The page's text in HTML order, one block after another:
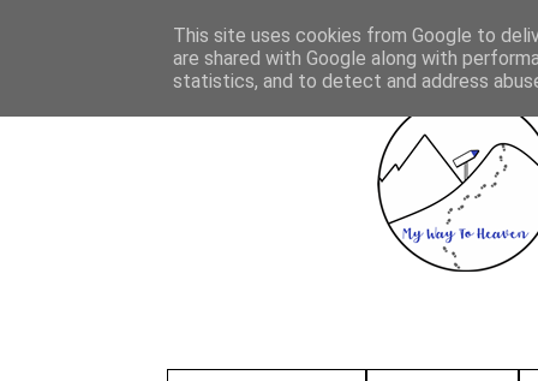
This site uses cookies from Google to
are shared with Google along with
statistics, and to detect and address